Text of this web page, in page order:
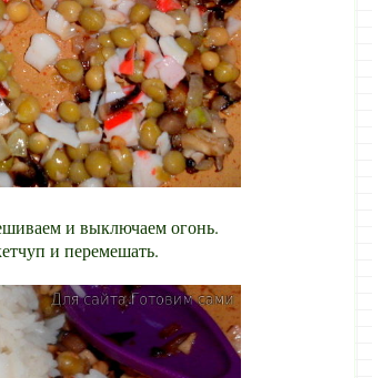
и выключаем огонь.
и перемешать.